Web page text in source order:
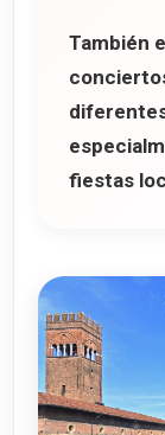
También
fiestas